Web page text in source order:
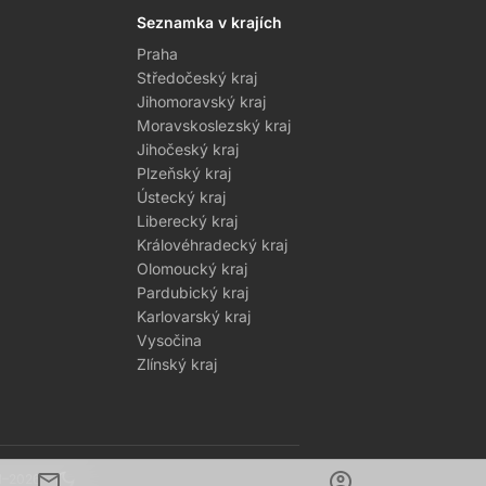
Seznamka v krajích
Praha
Středočeský kraj
Jihomoravský kraj
Moravskoslezský kraj
Jihočeský kraj
Plzeňský kraj
Ústecký kraj
Liberecký kraj
Královéhradecký kraj
Olomoucký kraj
Pardubický kraj
Karlovarský kraj
Vysočina
Zlínský kraj